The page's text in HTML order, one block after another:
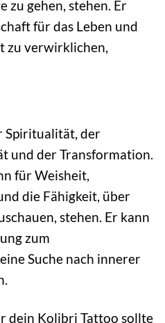
zu gehen, stehen. Er
für das Leben und
zu verwirklichen,
Spiritualität, der
und der Transformation.
für Weisheit,
die Fähigkeit, über
stehen. Er kann
zum
Suche nach innerer
dein Kolibri Tattoo sollte